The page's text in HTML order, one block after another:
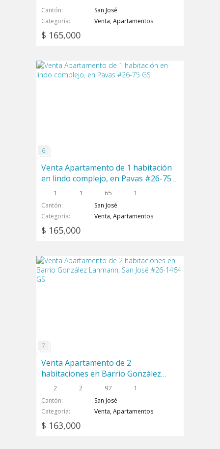
Cantón
San José
Categoría
Venta, Apartamentos
$ 165,000
Venta Apartamento de 1 habitación
en lindo complejo, en Pavas #26-75
1 1 65 1
Cantón
San José
Categoría
Venta, Apartamentos
$ 165,000
Venta Apartamento de 2
habitaciones en Barrio González
Lahmann, San José #26-1464 GS
2 2 97 1
Cantón
San José
Categoría
Venta, Apartamentos
$ 163,000